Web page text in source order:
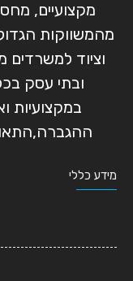
מקצועיים,
מהמשווקות
וציוד למשרדים
ובתי עסק
במקצועיות
מידע כללי